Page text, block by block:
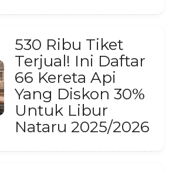
530 Ribu Tiket
Terjual! Ini Daftar
66 Kereta Api
Yang Diskon 30%
Untuk Libur
Nataru 2025/2026